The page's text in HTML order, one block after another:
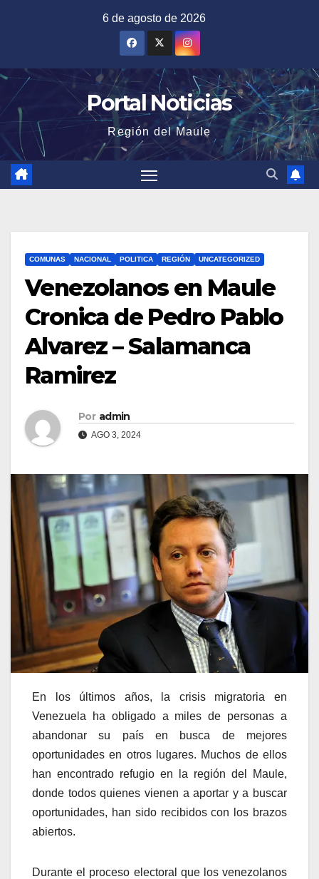
6 de agosto de 2026
Portal Noticias
Región del Maule
COMUNAS NACIONAL POLITICA REGIÓN UNCATEGORIZED
Venezolanos en Maule
Cronica de Pedro Pablo
Alvarez – Salamanca
Ramirez
Por admin
AGO 3, 2024
En los últimos años, la crisis migratoria en
Venezuela ha obligado a miles de personas a
abandonar su país en busca de mejores
oportunidades en otros lugares. Muchos de ellos
han encontrado refugio en la región del Maule,
donde todos quienes vienen a aportar y a buscar
oportunidades, han sido recibidos con los brazos
abiertos.
Durante el proceso electoral que los venezolanos